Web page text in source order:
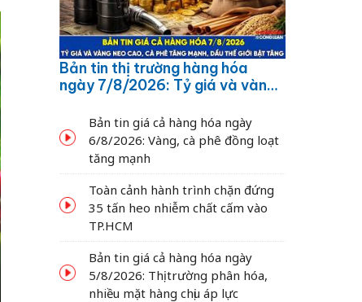
Bản tin thị trường hàng hóa
ngày 7/8/2026: Tỷ giá và vàng
dầu thế giới bật tăng
Bản tin giá cả hàng hóa ngày
6/8/2026: Vàng, cà phê đồng loạt
tăng mạnh
Toàn cảnh hành trình chặn đứng
35 tấn heo nhiễm chất cấm vào
TP.HCM
Bản tin giá cả hàng hóa ngày
5/8/2026: Thị trường phân hóa,
nhiều mặt hàng chịu áp lực